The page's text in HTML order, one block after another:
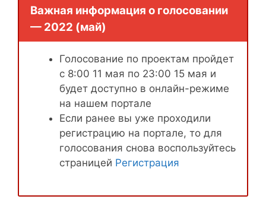
Важная информация о голосовании
— 2022 (май)
Голосование по проектам пройдет
с 8:00 11 мая по 23:00 15 мая и
будет доступно в онлайн-режиме
на нашем портале
Если ранее вы уже проходили
регистрацию на портале, то для
голосования снова воспользуйтесь
страницей Регистрация